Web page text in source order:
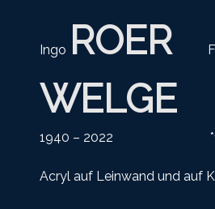
Ingo ROER
WELGE
1940 – 2022
Acryl auf Leinwand und auf